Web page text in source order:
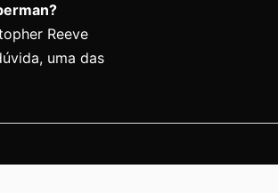
Reeve
uma das